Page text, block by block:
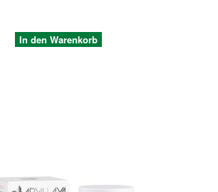
In den Warenkorb